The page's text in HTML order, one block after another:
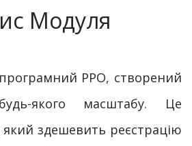
Модуля
РРО, створений
якого масштабу. Це
який здешевить реєстрацію